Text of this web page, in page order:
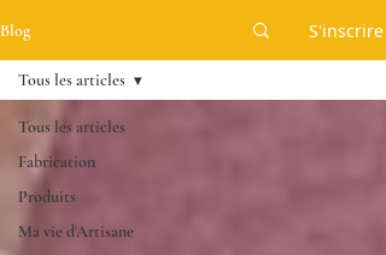
Blog S'inscrire
Tous les articles
Fabrication
Produits
Ma vie d'Artisane
Tous les articles